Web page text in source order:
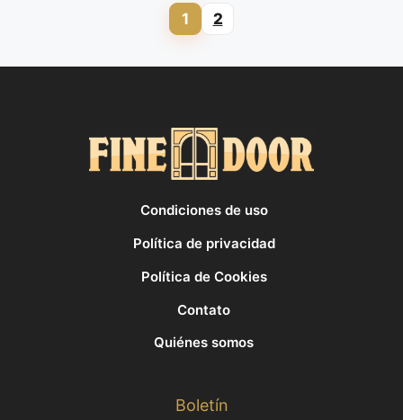
Page
1 Page
2
Condiciones de uso
Política de privacidad
Política de Cookies
Contato
Quiénes somos
Boletín